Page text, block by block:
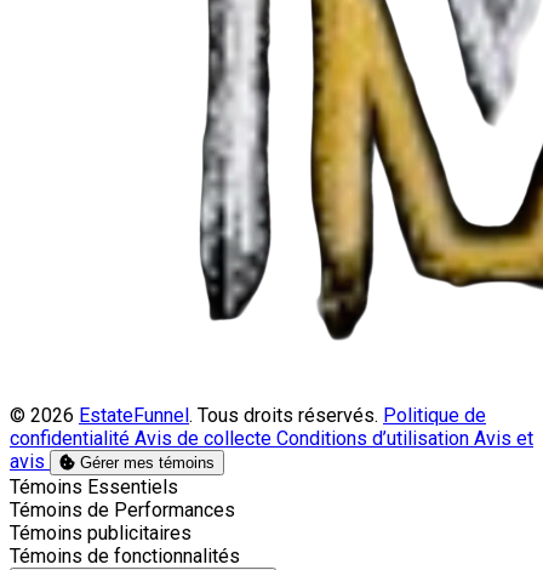
© 2026 EstateFunnel. Tous droits réservés. Politique de
confidentialité Avis de collecte Conditions d’utilisation Avis et
avis
Gérer mes témoins
Activer
Témoins Essentiels
Activer
Témoins de Performances
Activer
Témoins publicitaires
Activer
Témoins de fonctionnalités